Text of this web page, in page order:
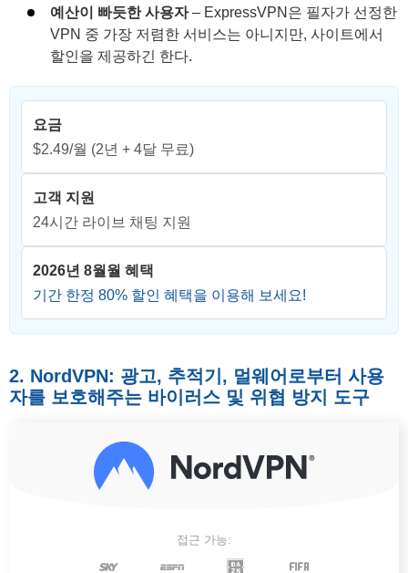
예산이 빠듯한 사용자– ExpressVPN은 필자가 선정한
VPN 중 가장 저렴한 서비스는 아니지만, 사이트에서
할인을 제공하긴 한다.
요금
$2.49/월 (2년 + 4달 무료)
고객 지원
24시간 라이브 채팅 지원
2026년 8월월 혜택
기간 한정 80% 할인 혜택을 이용해 보세요!
2. NordVPN: 광고, 추적기, 멀웨어로부터 사용
자를 보호해주는 바이러스 및 위협 방지 도구
접근 가능: